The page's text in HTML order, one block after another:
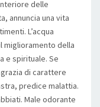
delle
annuncia una vita
L’acqua
miglioramento della
e spirituale. Se
di carattere
predice malattia.
Male odorante